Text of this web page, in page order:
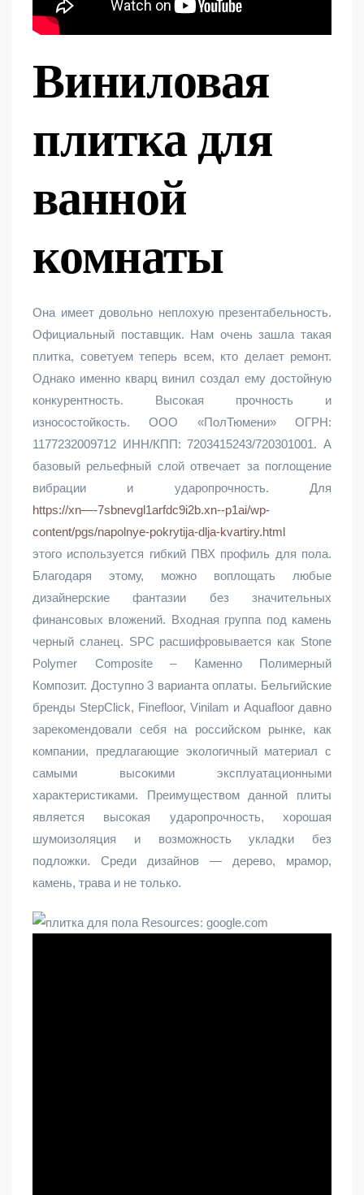
Виниловая
плитка для
ванной
комнаты
Она имеет довольно неплохую презентабельность.
Официальный поставщик. Нам очень зашла такая
плитка, советуем теперь всем, кто делает ремонт.
Однако именно кварц винил создал ему достойную
конкурентность. Высокая прочность и
износостойкость. ООО «ПолТюмени» ОГРН:
1177232009712 ИНН/КПП: 7203415243/720301001. А
базовый рельефный слой отвечает за поглощение
вибрации и ударопрочность. Для
https://xn—-7sbnevgl1arfdc9i2b.xn--p1ai/wp-
content/pgs/napolnye-pokrytija-dlja-kvartiry.html
этого используется гибкий ПВХ профиль для пола.
Благодаря этому, можно воплощать любые
дизайнерские фантазии без значительных
финансовых вложений. Входная группа под камень
черный сланец. SPC расшифровывается как Stone
Polymer Composite – Каменно Полимерный
Композит. Доступно 3 варианта оплаты. Бельгийские
бренды StepClick, Finefloor, Vinilam и Aquafloor давно
зарекомендовали себя на российском рынке, как
компании, предлагающие экологичный материал с
самыми высокими эксплуатационными
характеристиками. Преимуществом данной плиты
является высокая ударопрочность, хорошая
шумоизоляция и возможность укладки без
подложки. Среди дизайнов — дерево, мрамор,
камень, трава и не только.